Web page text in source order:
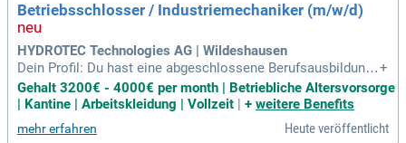
Betriebsschlosser / Industriemechaniker (m/w/d)
HYDROTEC Technologies AG | Wildeshausen
Dein Profil: Du hast eine abgeschlossene Berufsausbildung
als Betriebsschlosser:in, Industriemechaniker:in, Feinwerkm
echaniker:in, Maschinenbaumechaniker:in, Mechatroniker:i
n, Metallbauer:in oder eine vergleichbare Qualifikation; Erfah
rungen in der Instandhaltung
+
Gehalt 3200€ - 4000€ per month | Betriebliche Altersvorsorge
| Kantine | Arbeitskleidung | Vollzeit | + weitere Benefits
mehr erfahren Heute veröffentlicht